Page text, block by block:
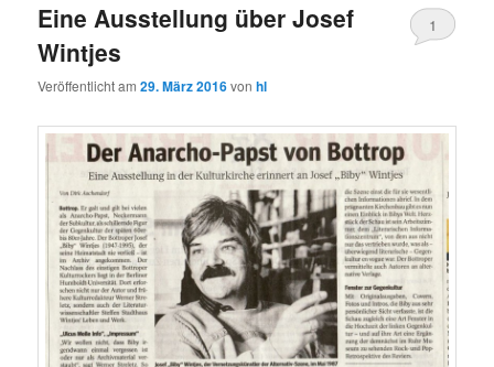
Eine Ausstellung über Josef
Wintjes
Veröffentlicht am29. März 2016vonhl
1